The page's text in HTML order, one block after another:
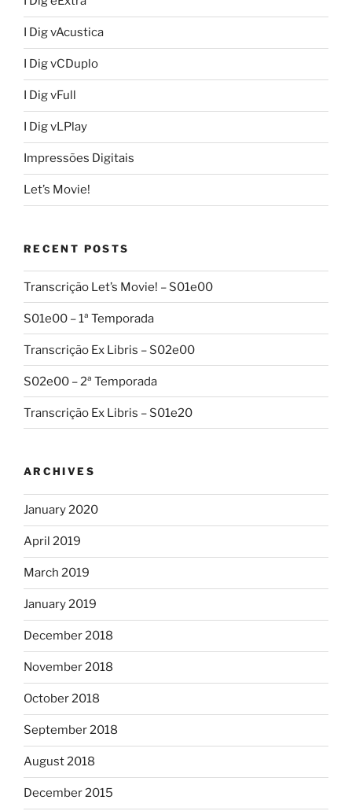
I Dig vAcustica
I Dig vCDuplo
I Dig vFull
I Dig vLPlay
Impressões Digitais
Let’s Movie!
RECENT POSTS
Transcrição Let’s Movie! – S01e00
S01e00 – 1ª Temporada
Transcrição Ex Libris – S02e00
S02e00 – 2ª Temporada
Transcrição Ex Libris – S01e20
ARCHIVES
January 2020
April 2019
March 2019
January 2019
December 2018
November 2018
October 2018
September 2018
August 2018
December 2015